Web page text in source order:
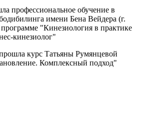
профессиональное обучение в
имени Бена Вейдера (г.
"Кинезиология в практике
кинезиолог"
курс Татьяны Румянцевой
Комплексный подход"